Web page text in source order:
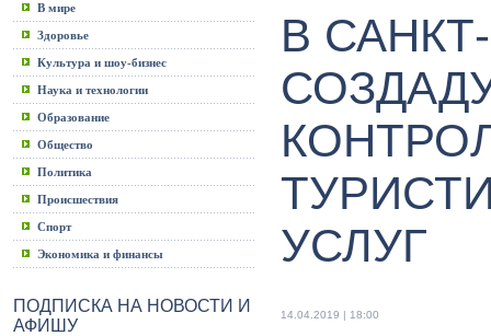
В мире
Здоровье
Культура и шоу-бизнес
Наука и технологии
Образование
Общество
Политика
Происшествия
Спорт
Экономика и финансы
ПОДПИСКА НА НОВОСТИ И
АФИШУ
В
УСЛУГ
14.04.2019 | 18:00